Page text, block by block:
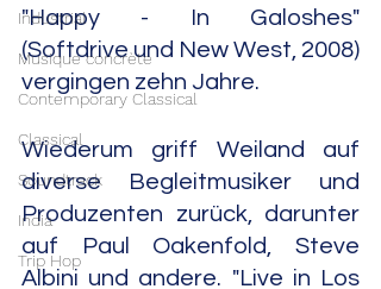
Industrial
Musique concrète
Contemporary Classical
Classical
Soundtrack
India
Trip Hop
"Happy - In Galoshes"
(Softdrive und New West, 2008)
vergingen zehn Jahre.
Wiederum griff Weiland auf
diverse Begleitmusiker und
Produzenten zurück, darunter
auf Paul Oakenfold, Steve
Albini und andere. "Live in Los